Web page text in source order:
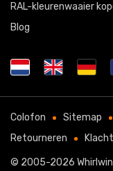
RAL-kleurenwaaier
Blog
Colofon Sitemap
Retourneren
© 2005-2026